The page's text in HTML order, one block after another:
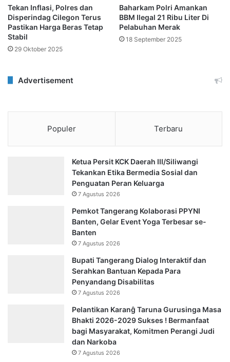
Tekan Inflasi, Polres dan
Disperindag Cilegon Terus
Pastikan Harga Beras Tetap
Stabil
29 Oktober 2025
Baharkam Polri Amankan
BBM Ilegal 21 Ribu Liter Di
Pelabuhan Merak
18 September 2025
Advertisement
Populer Terbaru
Ketua Persit KCK Daerah III/Siliwangi
Tekankan Etika Bermedia Sosial dan
Penguatan Peran Keluarga
7 Agustus 2026
Pemkot Tangerang Kolaborasi PPYNI
Banten, Gelar Event Yoga Terbesar se-
Banten
7 Agustus 2026
Bupati Tangerang Dialog Interaktif dan
Serahkan Bantuan Kepada Para
Penyandang Disabilitas
7 Agustus 2026
Pelantikan Karanĝ Taruna Gurusinga Masa
Bhakti 2026-2029 Sukses ! Bermanfaat
bagi Masyarakat, Komitmen Perangi Judi
dan Narkoba
7 Agustus 2026